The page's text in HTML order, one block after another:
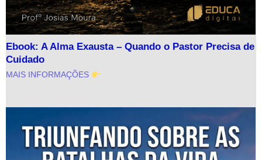
Ebook: A Alma Exausta – Quando o Pastor Precisa de
Cuidado
MAIS INFORMAÇÕES